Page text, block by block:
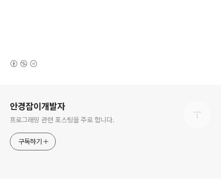
안경잡이개발자
프로그래밍 관련 포스팅을 주로 합니다.
구독하기